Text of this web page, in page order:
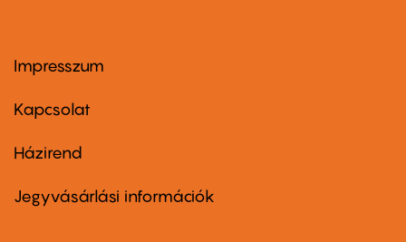
Footer
first
Impresszum
Kapcsolat
Footer
second
Házirend
Jegyvásárlási információk